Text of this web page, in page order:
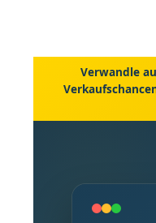
Verwandle